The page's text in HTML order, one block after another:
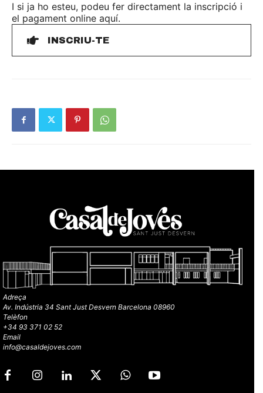
I si ja ho esteu, podeu fer directament la inscripció i
el pagament online aquí.
INSCRIU-TE
Adreça
Av. Indústria 34 Sant Just Desvern Barcelona 08960
Telèfon
+34 93 371 02 52
Email
info@casaldejoves.com